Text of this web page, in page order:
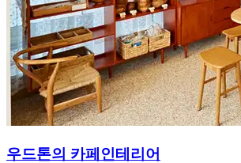
우드톤의 카페인테리어